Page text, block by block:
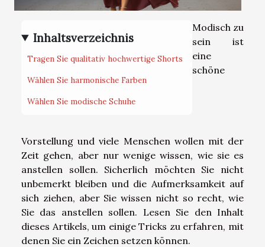
Inhaltsverzeichnis
Tragen Sie qualitativ hochwertige Shorts
Wählen Sie harmonische Farben
Wählen Sie modische Schuhe
Modisch zu
sein ist
eine
schöne
Vorstellung und viele Menschen wollen mit der
Zeit gehen, aber nur wenige wissen, wie sie es
anstellen sollen. Sicherlich möchten Sie nicht
unbemerkt bleiben und die Aufmerksamkeit auf
sich ziehen, aber Sie wissen nicht so recht, wie
Sie das anstellen sollen. Lesen Sie den Inhalt
dieses Artikels, um einige Tricks zu erfahren, mit
denen Sie ein Zeichen setzen können.